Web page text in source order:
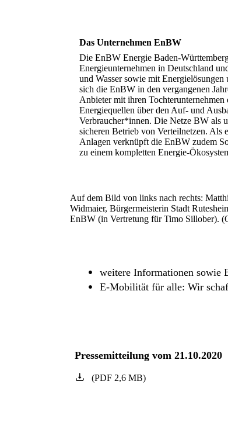
Das Unternehmen EnBW
Die EnBW Energie Baden-
Energieunternehmen in Deutschland
und Wasser sowie mit
sich die EnBW in den vergangenen
Anbieter mit ihren Tochterunternehmen
Energiequellen über den Auf- und
Verbraucher*innen. Die Netze BW als
sicheren Betrieb von Verteilnetzen. Als
Anlagen verknüpft die EnBW zudem
zu einem kompletten Energie-
Auf dem Bild von links nach rechts:
Widmaier, Bürgermeisterin Stadt
EnBW (in Vertretung für Timo Sillober).
weitere Informationen sowie
E-Mobilität für alle: Wir
Pressemitteilung vom 21.10.2020
(PDF2,6 MB)